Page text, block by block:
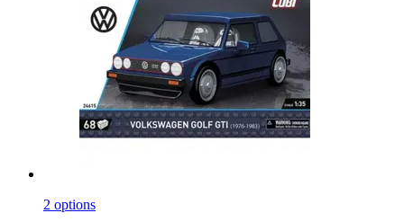
2 options